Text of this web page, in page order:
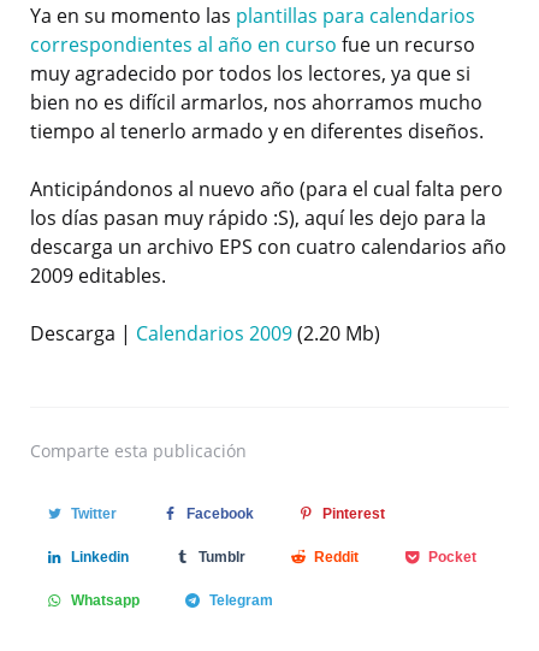
Ya en su momento las plantillas para calendarios
correspondientes al año en curso fue un recurso
muy agradecido por todos los lectores, ya que si
bien no es difícil armarlos, nos ahorramos mucho
tiempo al tenerlo armado y en diferentes diseños.
Anticipándonos al nuevo año (para el cual falta pero
los días pasan muy rápido :S), aquí les dejo para la
descarga un archivo EPS con cuatro calendarios año
2009 editables.
Descarga | Calendarios 2009(2.20 Mb)
Comparte esta publicación
Twitter Facebook Pinterest
Linkedin Tumblr Reddit Pocket
Whatsapp Telegram